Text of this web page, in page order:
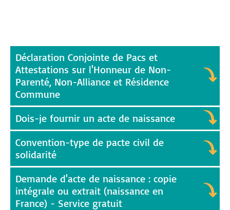
Déclaration Conjointe de Pacs et
Attestations sur l'Honneur de Non-
Parenté, Non-Alliance et Résidence
Commune
Dois-je fournir un acte de naissance
Convention-type de pacte civil de
solidarité
Demande d'acte de naissance : copie
intégrale ou extrait (naissance en
France) - Service gratuit